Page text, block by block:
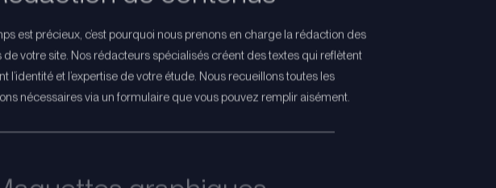
est précieux, c’est pourquoi nous prenons en charge la rédaction des
de votre site. Nos rédacteurs spécialisés créent des textes qui reflètent
l’identité et l’expertise de votre étude. Nous recueillons toutes les
nécessaires via un formulaire que vous pouvez remplir aisément.
graphiques